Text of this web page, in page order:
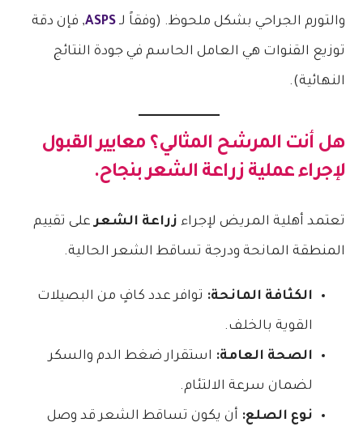
والتورم الجراحي بشكل ملحوظ. (وفقاً لـASPS, فإن دقة
توزيع القنوات هي العامل الحاسم في جودة النتائج
النهائية).
هل أنت المرشح المثالي؟ معايير القبول
لإجراء عملية زراعة الشعر بنجاح.
تعتمد أهلية المريض لإجراء زراعة الشعرعلى تقييم
المنطقة المانحة ودرجة تساقط الشعر الحالية.
الكثافة المانحة: توافر عدد كافٍ من البصيلات
القوية بالخلف.
الصحة العامة: استقرار ضغط الدم والسكر
لضمان سرعة الالتئام.
نوع الصلع: أن يكون تساقط الشعر قد وصل